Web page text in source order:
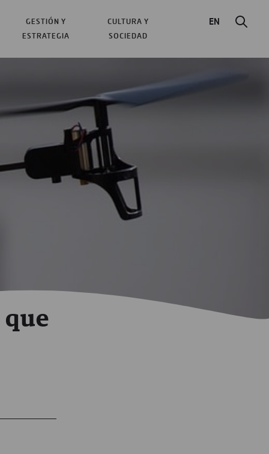
GESTIÓN Y
ESTRATEGIA
CULTURA Y
SOCIEDAD
EN
que